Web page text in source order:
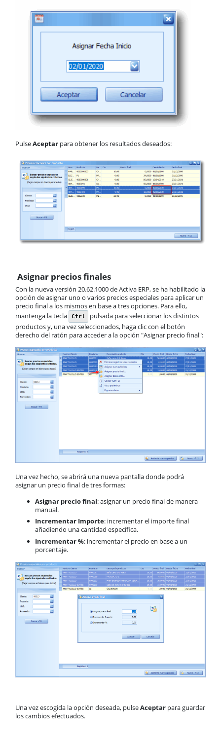
PulseAceptar para obtener los resultados deseados:
Asignar precios finales
Con la nueva versión 20.62.1000 de Activa ERP, se ha habilitado la
opción de asignar uno o varios precios especiales para aplicar un
precio final a los mismos en base a tres opciones. Para ello,
mantenga la tecla
Ctrl
pulsada para seleccionar los distintos
productos y, una vez seleccionados, haga clic con el botón
derecho del ratón para acceder a la opción "Asignar precio final":
Una vez hecho, se abrirá una nueva pantalla donde podrá
asignar un precio final de tres formas:
Asignar precio final: asignar un precio final de manera
manual.
Incrementar Importe: incrementar el importe final
añadiendo una cantidad específica.
Incrementar %: incrementar el precio en base a un
porcentaje.
Una vez escogida la opción deseada, pulseAceptar para guardar
los cambios efectuados.